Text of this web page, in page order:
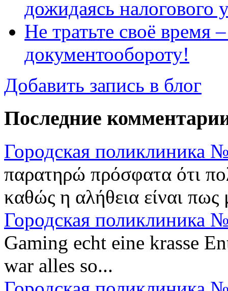
дожидаясь налогового
Не тратьте своё время
документообороту!
Добавить запись в блог
Последние
Городская поликлиника
παρατηρώ πρόσφατα ότι
καθώς η αλήθεια είναι πως
Городская поликлиника
Gaming echt eine krasse
war alles so...